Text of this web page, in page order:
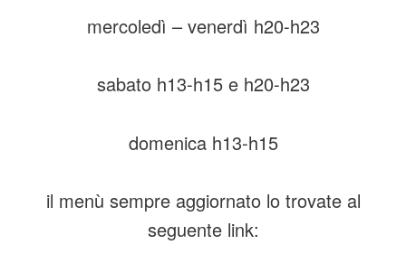
mercoledì – venerdì h20-h23
sabato h13-h15 e h20-h23
domenica h13-h15
il menù sempre aggiornato lo trovate al
seguente link: